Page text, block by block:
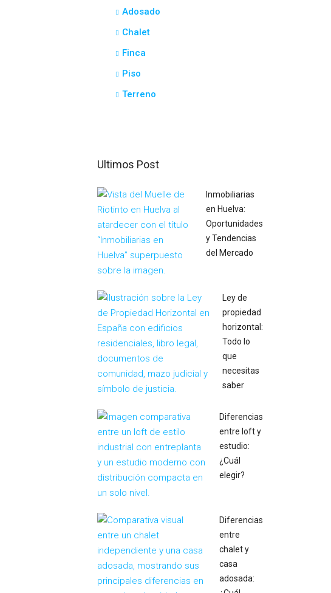
Adosado
Chalet
Finca
Piso
Terreno
Ultimos Post
Inmobiliarias
en Huelva:
Oportunidades
y Tendencias
del Mercado
Ley de
propiedad
horizontal:
Todo lo
que
necesitas
saber
Diferencias
entre loft y
estudio:
¿Cuál
elegir?
Diferencias
entre
chalet y
casa
adosada: